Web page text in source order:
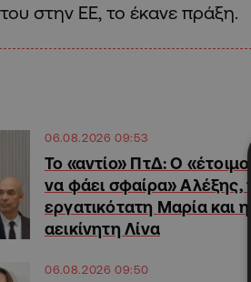
του στην ΕΕ, το έκανε πράξη.
06.08.2026 09:53
Το «αντίο» ΠτΔ: Ο «έτοιμος
να φάει σφαίρα» Αλέξης, η
εργατικότατη Μαρία και η
αεικίνητη Λίνα
06.08.2026 09:50